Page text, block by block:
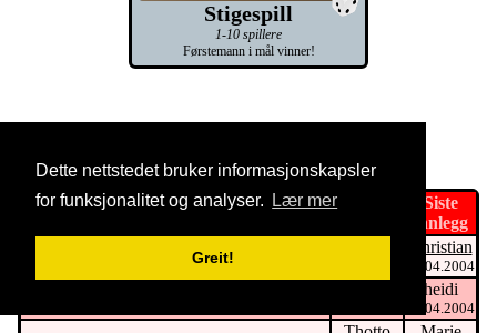
Dette nettstedet bruker informasjonskapsler
for funksjonalitet og analyser.
Lær mer
Greit!
Stigespill
1-10 spillere
Førstemann i mål vinner!
Emne
Siste
innlegg
Pinacle
Christian
09.04.2004
heidi
10.04.2004